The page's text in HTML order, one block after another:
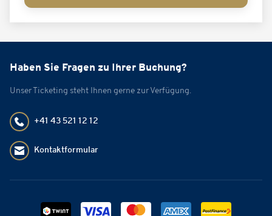
Haben Sie Fragen zu Ihrer Buchung?
Unser Ticketing steht Ihnen gerne zur Verfügung.
+41 43 521 12 12
Kontaktformular